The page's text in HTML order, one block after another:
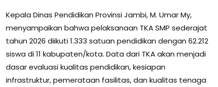
Kepala Dinas Pendidikan Provinsi Jambi, M. Umar My,
menyampaikan bahwa pelaksanaan TKA SMP sederajat
tahun 2026 diikuti 1.333 satuan pendidikan dengan 62.212
siswa di 11 kabupaten/kota. Data dari TKA akan menjadi
dasar evaluasi kualitas pendidikan, kesiapan
infrastruktur, pemerataan fasilitas, dan kualitas tenaga